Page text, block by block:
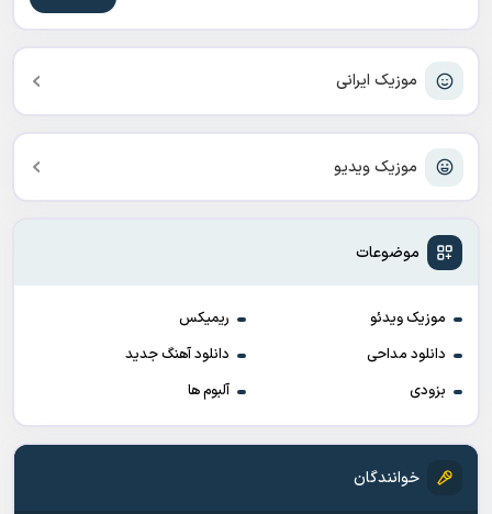
موزیک ایرانی
موزیک ویدیو
موضوعات
موزیک ویدئو
ریمیکس
دانلود مداحی
دانلود آهنگ جدید
بزودی
آلبوم ها
خوانندگان